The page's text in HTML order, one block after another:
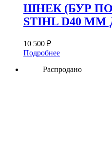
ШНЕК (БУР
STIHL D40 ММ
10 500 ₽
Подробнее
Распродано